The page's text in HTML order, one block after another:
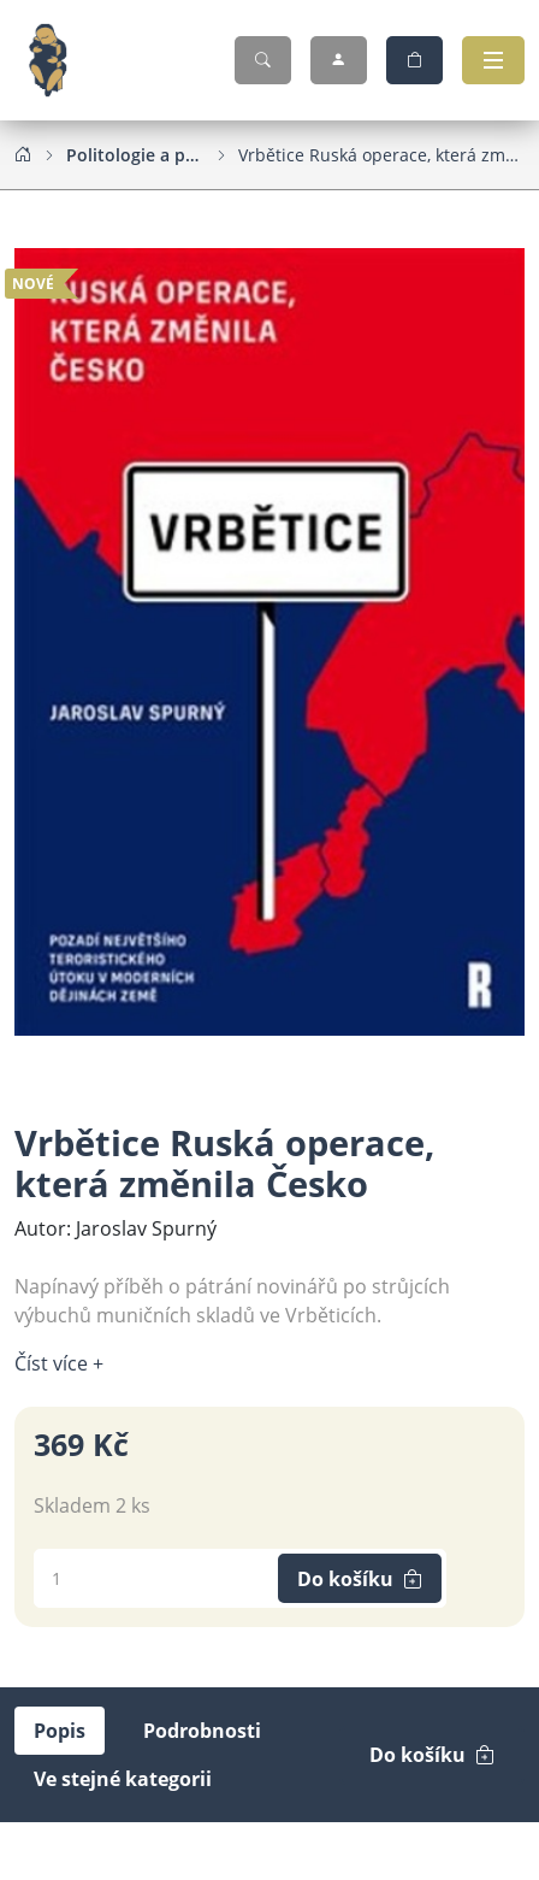
Politologie a politika Vrbětice Ruská operace, která změnila Česko
NOVÉ
Vrbětice Ruská operace,
která změnila Česko
Autor: Jaroslav Spurný
Napínavý příběh o pátrání novinářů po strůjcích
výbuchů muničních skladů ve Vrběticích.
Číst více +
369 Kč
Skladem 2 ks
Do košíku
Popis
Podrobnosti
Ve stejné kategorii
Do košíku